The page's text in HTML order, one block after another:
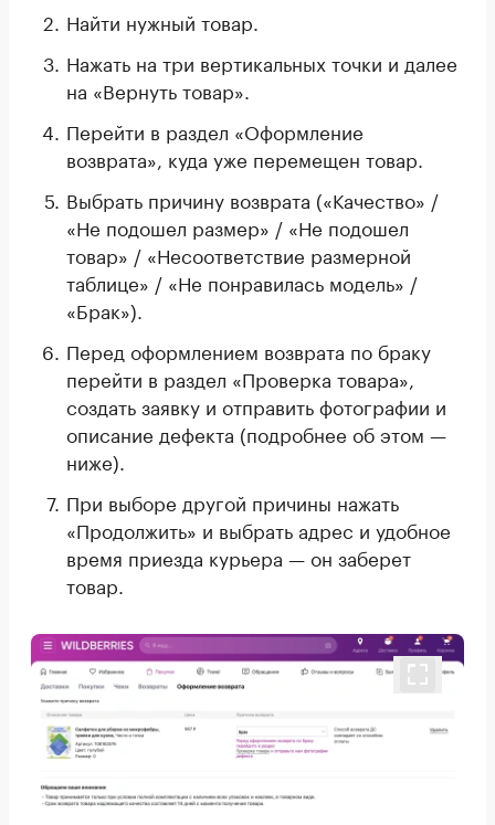
Найти нужный товар.
Нажать на три вертикальных точки и далее
на «Вернуть товар».
Перейти в раздел «Оформление
возврата», куда уже перемещен товар.
Выбрать причину возврата («Качество» /
«Не подошел размер» / «Не подошел
товар» / «Несоответствие размерной
таблице» / «Не понравилась модель» /
«Брак»).
Перед оформлением возврата по браку
перейти в раздел «Проверка товара»,
создать заявку и отправить фотографии и
описание дефекта (подробнее об этом —
ниже).
При выборе другой причины нажать
«Продолжить» и выбрать адрес и удобное
время приезда курьера — он заберет
товар.